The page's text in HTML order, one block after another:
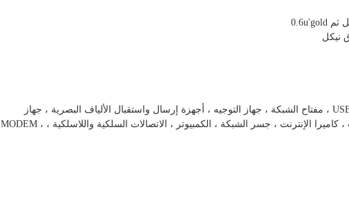
نيكل
• بطاقة شبكة 10/100 / 1000M ، بطاقة شبكة PCMCIA ، محور USB ، مفتاح الشبكة ، جهاز التوجيه ، أجهزة إرسال واستقبال الألياف البصرية ، جهاز
الإرسال والاستقبال البصري ، هاتف IP ، جهاز فك تشفير الإنترنت ، كاميرا الإنترنت ، جسر الشبكة ، الكمبيوتر ، الاتصالات السلكية واللاسلكية ، MODEM ،